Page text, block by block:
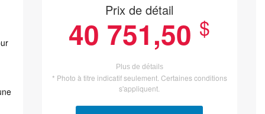
Prix de détail
40 751,50 $
Plus de détails
* Photo à titre indicatif seulement. Certaines conditions
s'appliquent.